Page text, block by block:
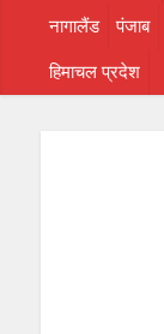
नागालैंड
पंजाब
हिमाचल प्रदेश